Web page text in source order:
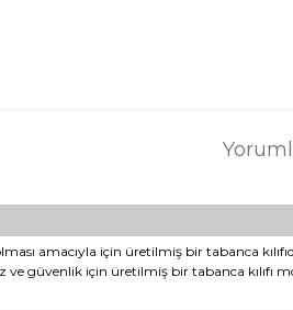
olması amacıyla için üretilmiş bir tabanca
ve güvenlik için üretilmiş bir tabanca kılıfı